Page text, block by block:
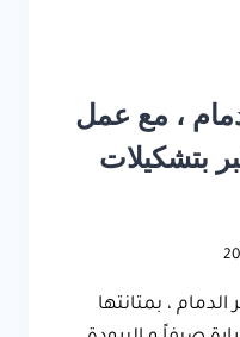
، مع عمل
بتشكيلات
، بمتانتها